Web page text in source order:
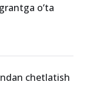
o‘ta
chetlatish